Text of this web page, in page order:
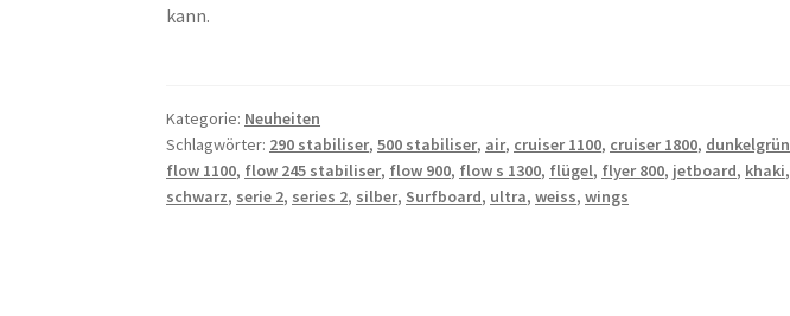
kann.
Kategorie: Neuheiten
Schlagwörter: 290 stabiliser,500 stabiliser, air, cruiser 1100, cruiser 1800, dunkelgrün
flow 1100, flow 245 stabiliser, flow 900, flow s 1300, flügel, flyer 800, jetboard, khaki,
schwarz, serie 2, series 2, silber, Surfboard, ultra,weiss,wings